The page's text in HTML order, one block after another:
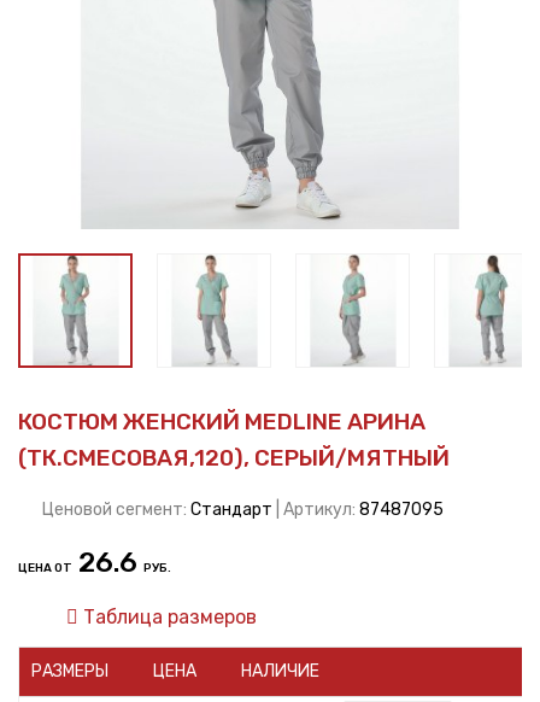
КОСТЮМ ЖЕНСКИЙ MEDLINE АРИНА
(ТК.СМЕСОВАЯ,120), СЕРЫЙ/МЯТНЫЙ
Ценовой сегмент: Стандарт | Артикул: 87487095
ЦЕНА ОТ 26.6 РУБ.
Таблица размеров
РАЗМЕРЫ ЦЕНА НАЛИЧИЕ